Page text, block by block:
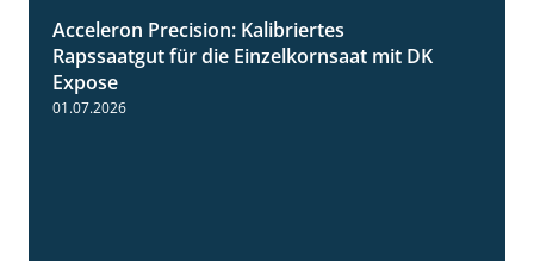
2:03
Acceleron Precision: Kalibriertes
Rapssaatgut für die Einzelkornsaat mit DK
Expose
01.07.2026